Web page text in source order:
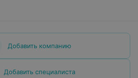
Добавить компанию
Добавить специалиста